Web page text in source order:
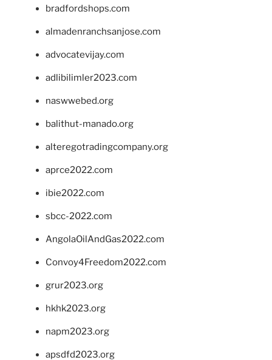
bradfordshops.com
almadenranchsanjose.com
advocatevijay.com
adlibilimler2023.com
naswwebed.org
balithut-manado.org
alteregotradingcompany.org
aprce2022.com
ibie2022.com
sbcc-2022.com
AngolaOilAndGas2022.com
Convoy4Freedom2022.com
grur2023.org
hkhk2023.org
napm2023.org
apsdfd2023.org